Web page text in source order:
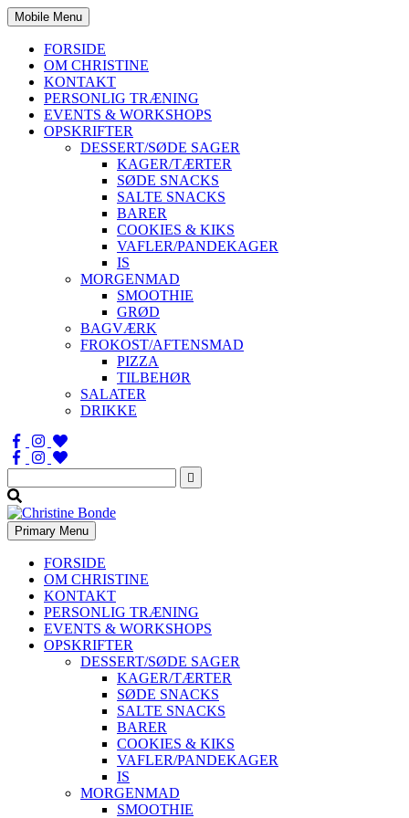
Mobile Menu
FORSIDE
OM CHRISTINE
KONTAKT
PERSONLIG TRÆNING
EVENTS & WORKSHOPS
OPSKRIFTER
DESSERT/SØDE SAGER
KAGER/TÆRTER
SØDE SNACKS
SALTE SNACKS
BARER
COOKIES & KIKS
VAFLER/PANDEKAGER
IS
MORGENMAD
SMOOTHIE
GRØD
BAGVÆRK
FROKOST/AFTENSMAD
PIZZA
TILBEHØR
SALATER
DRIKKE
Søg
efter:
Primary Menu
FORSIDE
OM CHRISTINE
KONTAKT
PERSONLIG TRÆNING
EVENTS & WORKSHOPS
OPSKRIFTER
DESSERT/SØDE SAGER
KAGER/TÆRTER
SØDE SNACKS
SALTE SNACKS
BARER
COOKIES & KIKS
VAFLER/PANDEKAGER
IS
MORGENMAD
SMOOTHIE